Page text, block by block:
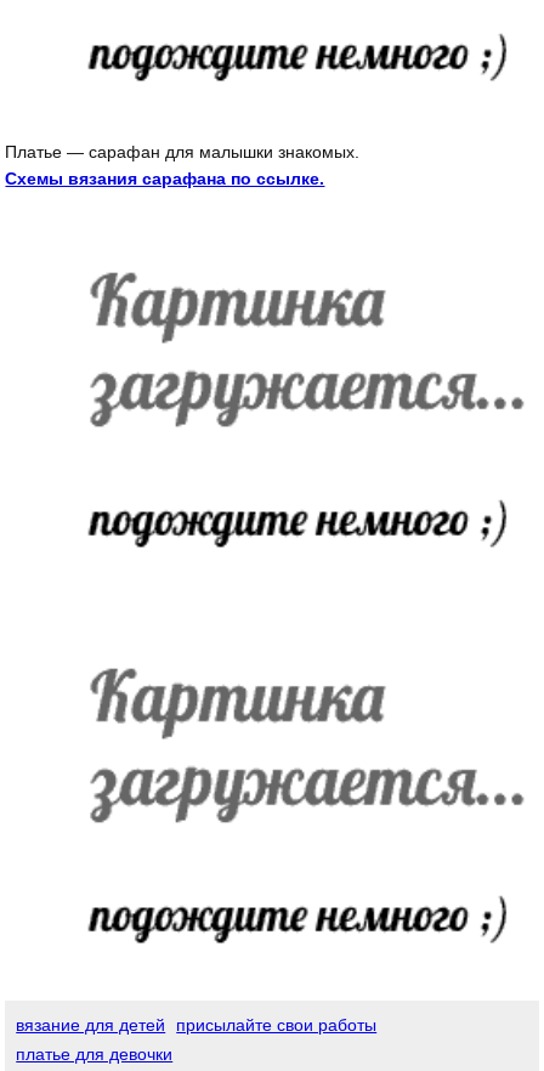
Платье — сарафан для малышки знакомых.
Схемы вязания сарафана по ссылке.
вязание для детей
присылайте свои работы
платье для девочки